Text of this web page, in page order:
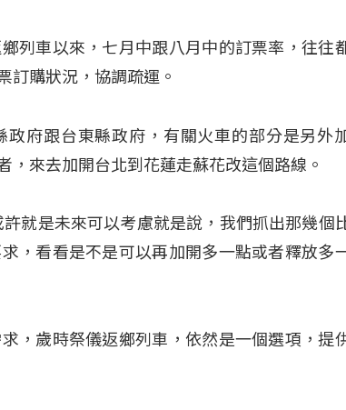
列車以來，七月中跟八月中的訂票率，往往
訂購狀況，協調疏運。
府跟台東縣政府，有關火車的部分是另外
來去加開台北到花蓮走蘇花改這個路線。
就是未來可以考慮就是說，我們抓出那幾個
，看看是不是可以再加開多一點或者釋放多
，歲時祭儀返鄉列車，依然是一個選項，提